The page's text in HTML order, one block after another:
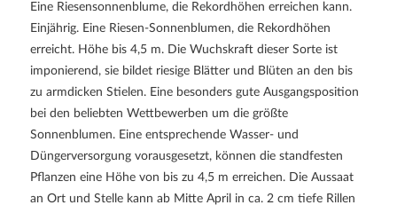
Eine Riesensonnenblume, die Rekordhöhen erreichen kann.
Einjährig. Eine Riesen-Sonnenblumen, die Rekordhöhen
erreicht. Höhe bis 4,5 m. Die Wuchskraft dieser Sorte ist
imponierend, sie bildet riesige Blätter und Blüten an den bis
zu armdicken Stielen. Eine besonders gute Ausgangsposition
bei den beliebten Wettbewerben um die größte
Sonnenblumen. Eine entsprechende Wasser- und
Düngerversorgung vorausgesetzt, können die standfesten
Pflanzen eine Höhe von bis zu 4,5 m erreichen. Die Aussaat
an Ort und Stelle kann ab Mitte April in ca. 2 cm tiefe Rillen